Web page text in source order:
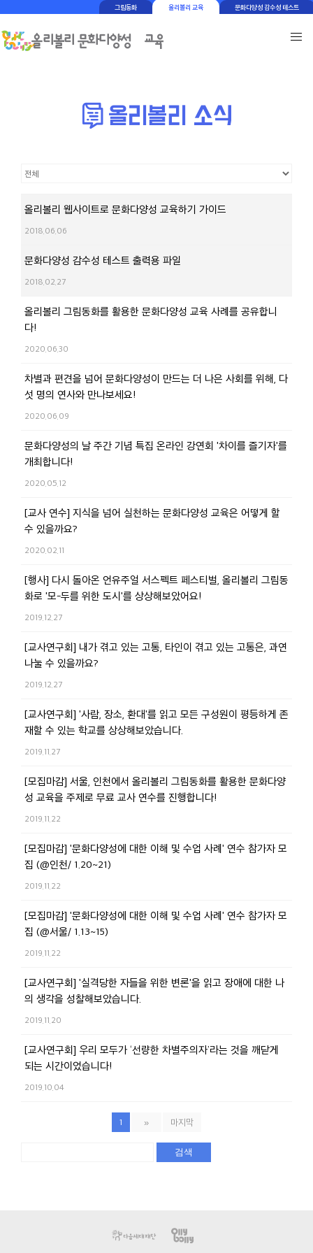
그림동화 올리볼리 교육 문화다양성 감수성 테스트
올리볼리 웹사이트로 문화다양성 교육하기 가이드
2018.06.06
문화다양성 감수성 테스트 출력용 파일
2018.02.27
올리볼리 그림동화를 활용한 문화다양성 교육 사례를 공유합니
다!
2020.06.30
차별과 편견을 넘어 문화다양성이 만드는 더 나은 사회를 위해, 다
섯 명의 연사와 만나보세요!
2020.06.09
문화다양성의 날 주간 기념 특집 온라인 강연회 '차이를 즐기자'를
개최합니다!
2020.05.12
[교사 연수] 지식을 넘어 실천하는 문화다양성 교육은 어떻게 할
수 있을까요?
2020.02.11
[행사] 다시 돌아온 언유주얼 서스펙트 페스티벌, 올리볼리 그림동
화로 '모-두를 위한 도시'를 상상해보았어요!
2019.12.27
[교사연구회] 내가 겪고 있는 고통, 타인이 겪고 있는 고통은, 과연
나눌 수 있을까요?
2019.12.27
[교사연구회] '사람, 장소, 환대'를 읽고 모든 구성원이 평등하게 존
재할 수 있는 학교를 상상해보았습니다.
2019.11.27
[모집마감] 서울, 인천에서 올리볼리 그림동화를 활용한 문화다양
성 교육을 주제로 무료 교사 연수를 진행합니다!
2019.11.22
[모집마감] '문화다양성에 대한 이해 및 수업 사례' 연수 참가자 모
집 (@인천/ 1.20~21)
2019.11.22
[모집마감] '문화다양성에 대한 이해 및 수업 사례' 연수 참가자 모
집 (@서울/ 1.13~15)
2019.11.22
[교사연구회] '실격당한 자들을 위한 변론'을 읽고 장애에 대한 나
의 생각을 성찰해보았습니다.
2019.11.20
[교사연구회] 우리 모두가 ‘선량한 차별주의자’라는 것을 깨닫게
되는 시간이었습니다!
2019.10.04
1 » 마지막
검색